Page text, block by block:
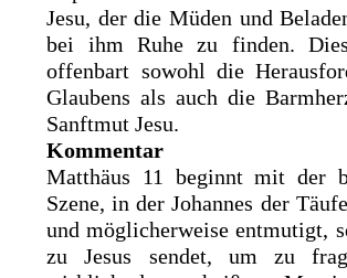
Jesu, der die Müden und
bei ihm Ruhe zu finden.
offenbart sowohl die
Glaubens als auch die
Sanftmut Jesu.
Kommentar
Matthäus 11 beginnt mit der
Szene, in der Johannes der
und möglicherweise entmutigt,
zu Jesus sendet, um zu